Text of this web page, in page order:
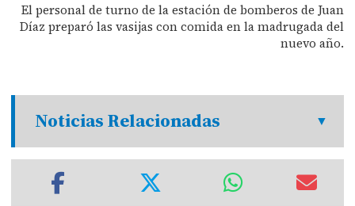
El personal de turno de la estación de bomberos de Juan
Díaz preparó las vasijas con comida en la madrugada del
nuevo año.
Noticias Relacionadas